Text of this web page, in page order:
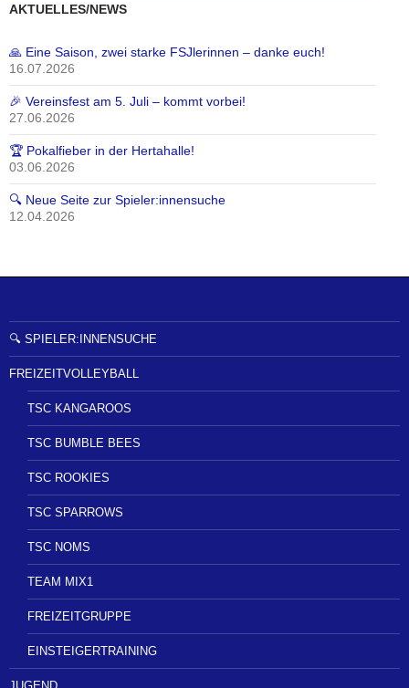
AKTUELLES/NEWS
🙏 Eine Saison, zwei starke FSJlerinnen – danke euch!
16.07.2026
🎉 Vereinsfest am 5. Juli – kommt vorbei!
27.06.2026
🏆 Pokalfieber in der Hertahalle!
03.06.2026
🔍 Neue Seite zur Spieler:innensuche
12.04.2026
🔍 SPIELER:INNENSUCHE
FREIZEITVOLLEYBALL
TSC KANGAROOS
TSC BUMBLE BEES
TSC ROOKIES
TSC SPARROWS
TSC NOMS
TEAM MIX1
FREIZEITGRUPPE
EINSTEIGERTRAINING